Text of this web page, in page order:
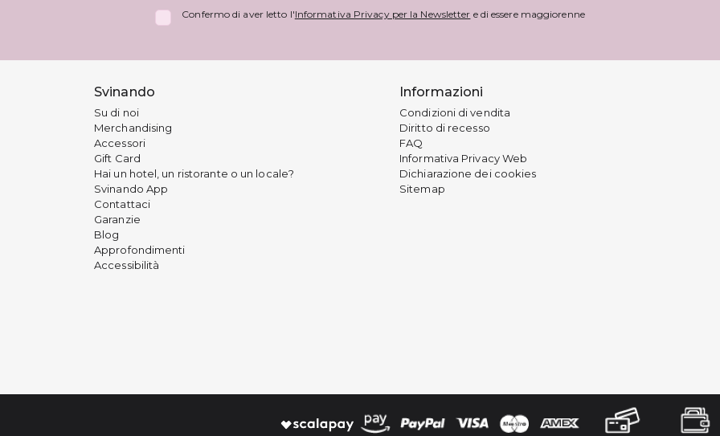
Confermo di aver letto l'Informativa Privacy per la Newsletter e di essere maggiorenne
Svinando
Su di noi
Merchandising
Accessori
Gift Card
Hai un hotel, un ristorante o un locale?
Svinando App
Contattaci
Garanzie
Blog
Approfondimenti
Accessibilità
Informazioni
Condizioni di vendita
Diritto di recesso
FAQ
Informativa Privacy Web
Dichiarazione dei cookies
Sitemap